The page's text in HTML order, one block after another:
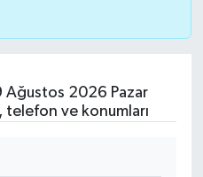
Ağustos 2026 Pazar
ve konumları